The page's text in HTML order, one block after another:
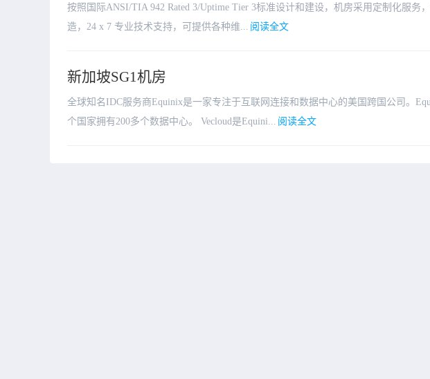
按照国际ANSI/TIA 942 Rated 3/Uptime Tier 3标准设计和建设，机房采用定制化服
造，24 x 7 专业技术支持，可提供各种维... 阅读全文
新加坡SG1机房
全球知名IDC服务商Equinix是一家专注于互联网连接和数据中心的美国跨国公司。
个国家拥有200多个数据中心。 Vecloud是Equini... 阅读全文